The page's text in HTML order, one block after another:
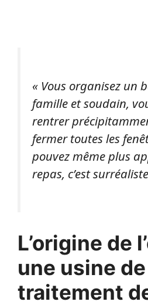
« Vous organisez un
famille et soudain,
rentrer
fermer toutes les
pouvez même plus
repas, c’est
L’origine de
une usine de
traitement